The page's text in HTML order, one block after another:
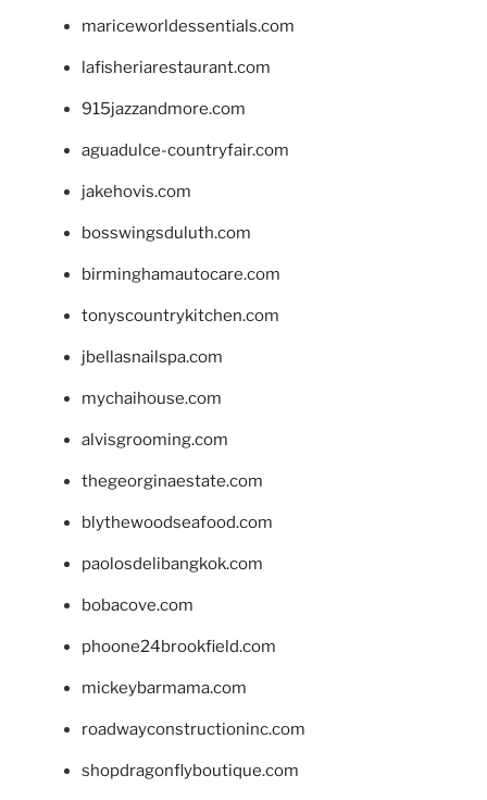
mariceworldessentials.com
lafisheriarestaurant.com
915jazzandmore.com
aguadulce-countryfair.com
jakehovis.com
bosswingsduluth.com
birminghamautocare.com
tonyscountrykitchen.com
jbellasnailspa.com
mychaihouse.com
alvisgrooming.com
thegeorginaestate.com
blythewoodseafood.com
paolosdelibangkok.com
bobacove.com
phoone24brookfield.com
mickeybarmama.com
roadwayconstructioninc.com
shopdragonflyboutique.com